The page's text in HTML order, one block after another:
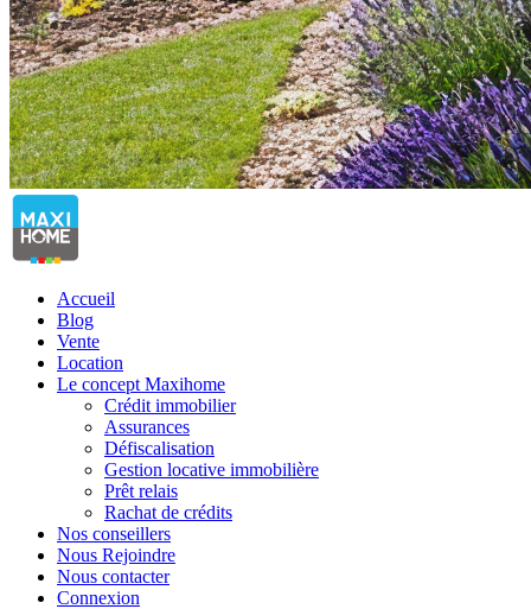
Accueil
Blog
Vente
Location
Le concept Maxihome
Crédit immobilier
Assurances
Défiscalisation
Gestion locative immobilière
Prêt relais
Rachat de crédits
Nos conseillers
Nous Rejoindre
Nous contacter
Connexion